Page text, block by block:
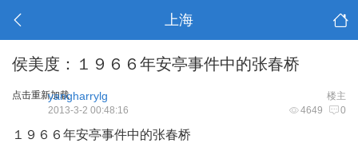
上海
侯美度：１９６６年安亭事件中的张春桥
点击重新加载 楼主
yangharrylg
4649 0
2013-3-2 00:48:16
１９６６年安亭事件中的张春桥